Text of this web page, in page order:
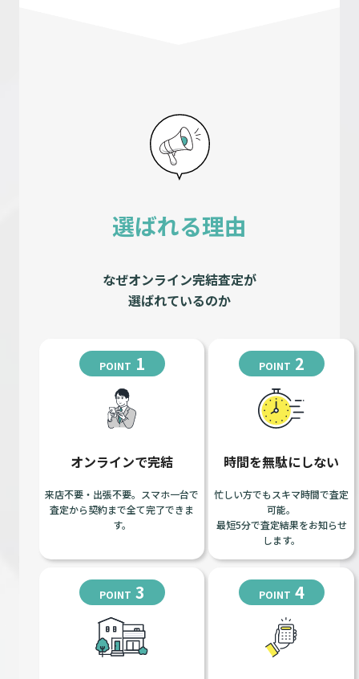
選ばれる理由
なぜオンライン完結査定が
選ばれているのか
POINT 1
オンラインで完結
来店不要・出張不要。スマホ一台で
査定から契約まで全て完了できま
す。
POINT 2
時間を無駄にしない
忙しい方でもスキマ時間で査定
可能。
最短5分で査定結果をお知らせ
します。
POINT 3 POINT 4